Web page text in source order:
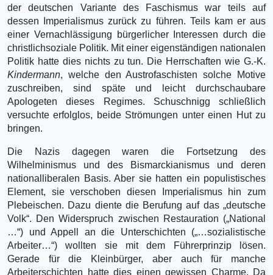
der deutschen Variante des Faschismus war teils auf
dessen Imperialismus zurück zu führen. Teils kam er aus
einer Vernachlässigung bürgerlicher Interessen durch die
christlichsoziale Politik. Mit einer eigenständigen nationalen
Politik hatte dies nichts zu tun. Die Herrschaften wie G.-K.
Kindermann, welche den Austrofaschisten solche Motive
zuschreiben, sind späte und leicht durchschaubare
Apologeten dieses Regimes. Schuschnigg schließlich
versuchte erfolglos, beide Strömungen unter einen Hut zu
bringen.
Die Nazis dagegen waren die Fortsetzung des
Wilhelminismus und des Bismarckianismus und deren
nationalliberalen Basis. Aber sie hatten ein populistisches
Element, sie verschoben diesen Imperialismus hin zum
Plebeischen. Dazu diente die Berufung auf das „deutsche
Volk“. Den Widerspruch zwischen Restauration („National
…“) und Appell an die Unterschichten („…sozialistische
Arbeiter…“) wollten sie mit dem Führerprinzip lösen.
Gerade für die Kleinbürger, aber auch für manche
Arbeiterschichten hatte dies einen gewissen Charme. Da